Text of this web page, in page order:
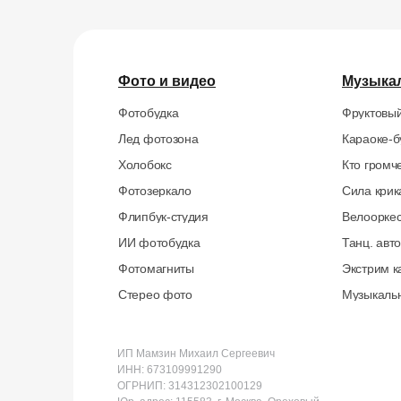
Фото и видео
Фотобудка
Лед фотозона
Холобокс
Фотозеркало
Флипбук-студия
ИИ фотобудка
Фотомагниты
Стерео фото
Караоке-
Кто
Сила
Танц.
Экстрим
ИП Мамзин Михаил Сергеевич
ИНН: 673109991290
ОГРНИП: 314312302100129